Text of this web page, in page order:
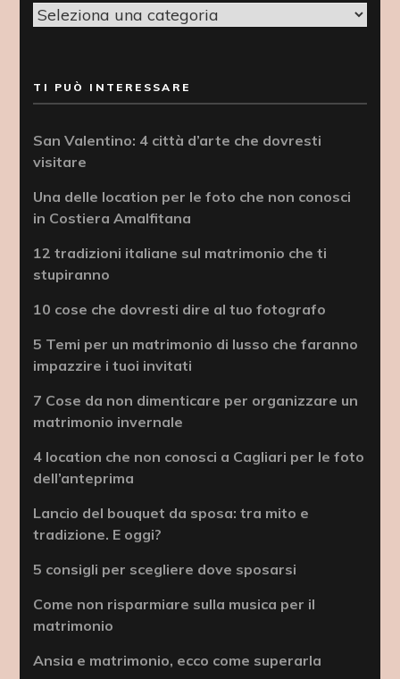
Categorie
TI PUÒ INTERESSARE
San Valentino: 4 città d’arte che dovresti
visitare
Una delle location per le foto che non conosci
in Costiera Amalfitana
12 tradizioni italiane sul matrimonio che ti
stupiranno
10 cose che dovresti dire al tuo fotografo
5 Temi per un matrimonio di lusso che faranno
impazzire i tuoi invitati
7 Cose da non dimenticare per organizzare un
matrimonio invernale
4 location che non conosci a Cagliari per le foto
dell’anteprima
Lancio del bouquet da sposa: tra mito e
tradizione. E oggi?
5 consigli per scegliere dove sposarsi
Come non risparmiare sulla musica per il
matrimonio
Ansia e matrimonio, ecco come superarla